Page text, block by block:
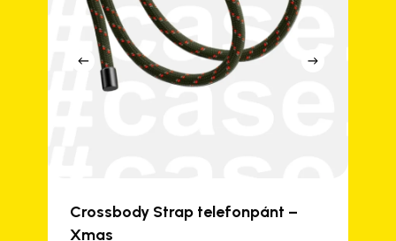
Crossbody Strap telefonpánt –
Xmas